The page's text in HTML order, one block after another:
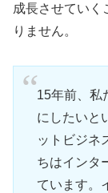
成長させていく
りません。
15年前、私
にしたいと
ットビジネ
ちはインタ
ています。